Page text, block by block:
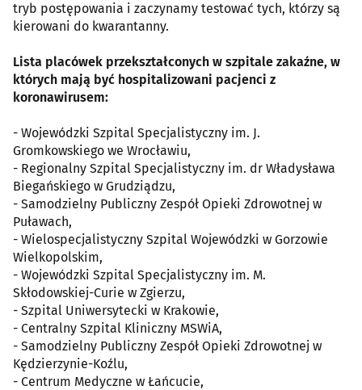
tryb postępowania i zaczynamy testować tych, którzy są
kierowani do kwarantanny.
Lista placówek przekształconych w szpitale zakaźne, w
których mają być hospitalizowani pacjenci z
koronawirusem:
- Wojewódzki Szpital Specjalistyczny im. J.
Gromkowskiego we Wrocławiu,
- Regionalny Szpital Specjalistyczny im. dr Władysława
Biegańskiego w Grudziądzu,
- Samodzielny Publiczny Zespół Opieki Zdrowotnej w
Puławach,
- Wielospecjalistyczny Szpital Wojewódzki w Gorzowie
Wielkopolskim,
- Wojewódzki Szpital Specjalistyczny im. M.
Skłodowskiej-Curie w Zgierzu,
- Szpital Uniwersytecki w Krakowie,
- Centralny Szpital Kliniczny MSWiA,
- Samodzielny Publiczny Zespół Opieki Zdrowotnej w
Kędzierzynie-Koźlu,
- Centrum Medyczne w Łańcucie,